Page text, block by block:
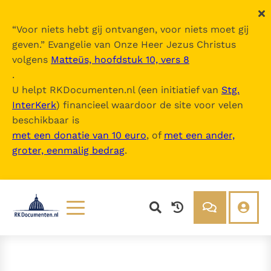
“Voor niets hebt gij ontvangen, voor niets moet gij
geven.” Evangelie van Onze Heer Jezus Christus
volgens Matteüs, hoofdstuk 10, vers 8
.
U helpt RKDocumenten.nl (een initiatief van Stg.
InterKerk) financieel waardoor de site voor velen
beschikbaar is
met een donatie van 10 euro, of met een ander,
groter, eenmalig bedrag.